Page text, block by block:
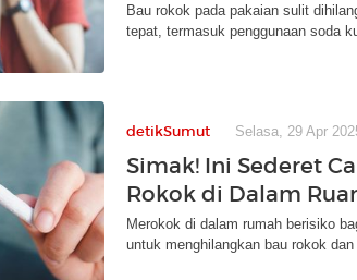
Bau rokok pada pakaian sulit
tepat, termasuk penggunaan soda
detikSumut Selasa, 29 Apr
Simak! Ini Sederet
Rokok di Dalam
Merokok di dalam rumah berisiko
untuk menghilangkan bau rokok